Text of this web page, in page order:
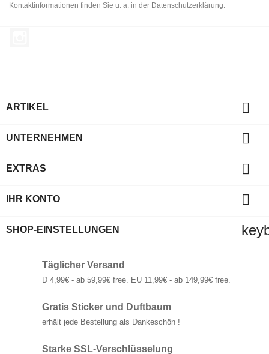
Kontaktinformationen finden Sie u. a. in der Datenschutzerklärung.
ARTIKEL 
UNTERNEHMEN 
EXTRAS 
IHR KONTO 
SHOP-EINSTELLUNGEN
Täglicher Versand
D 4,99€ - ab 59,99€ free. EU 11,99€ - ab 149,99€ free.
Gratis Sticker und Duftbaum
erhält jede Bestellung als Dankeschön !
Starke SSL-Verschlüsselung